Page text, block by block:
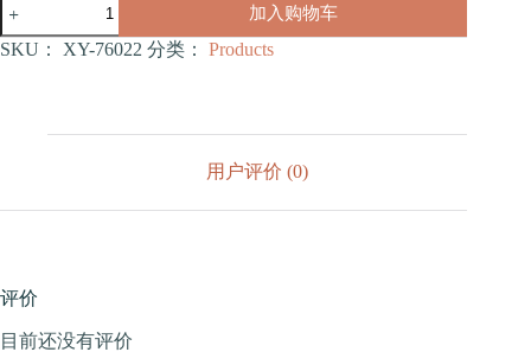
物
玩
加入购物车
SKU： XY-76022 分类： Products
用户评价 (0)
评价
目前还没有评价